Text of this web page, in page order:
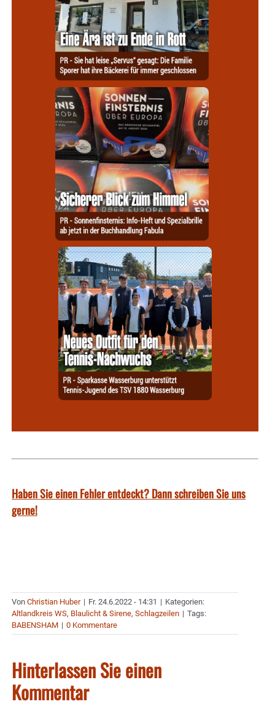
Haben Sie einen Fehler entdeckt? Dann schreiben Sie uns
gerne!
Von Christian Huber | Fr. 24.6.2022 - 14:31 | Kategorien:
Altlandkreis WS, Blaulicht & Sirene, Schlagzeilen | Tags:
BABENSHAM | 0 Kommentare
Hinterlassen Sie einen
Kommentar